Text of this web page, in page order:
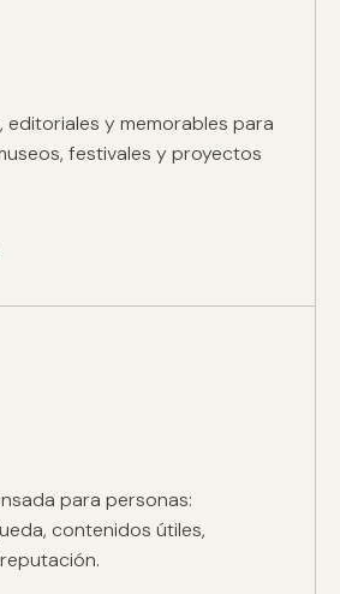
editoriales y memorables para
festivales y proyectos
para personas:
contenidos útiles,